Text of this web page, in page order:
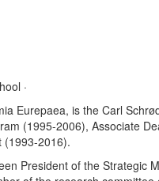
·
Eurepaea, is the Carl
(1995-2006), Associate
(1993-2016).
President of the Strategic